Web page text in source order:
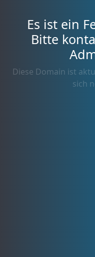
Es ist ein
Bitte
Diese Domain ist
sich